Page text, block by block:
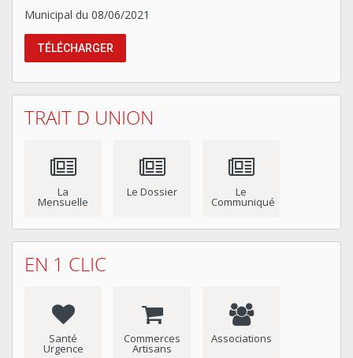
Municipal du 08/06/2021
TÉLÉCHARGER
TRAIT D UNION
La
Mensuelle
Le Dossier Le
Communiqué
EN 1 CLIC
Santé
Urgence
Commerces
Artisans
Associations